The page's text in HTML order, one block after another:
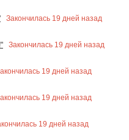
Закончилась 19 дней назад
Закончилась 19 дней назад
19 дней назад
19 дней назад
19 дней назад